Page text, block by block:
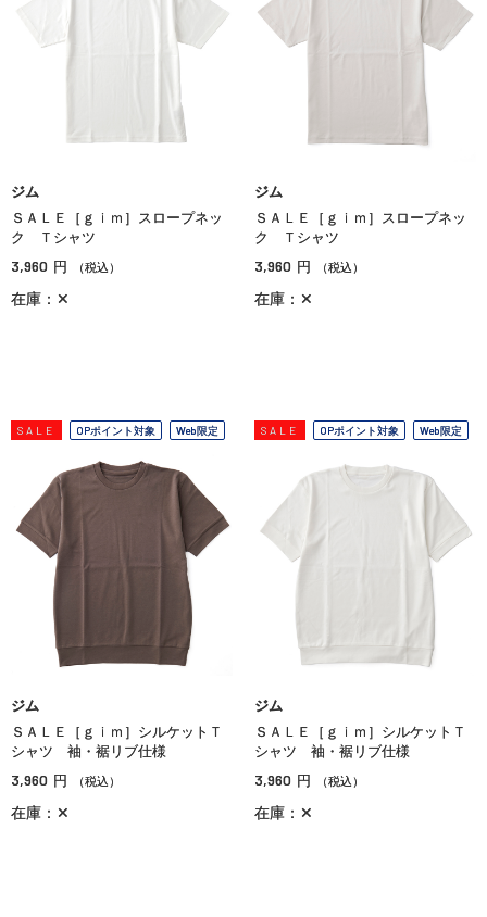
ジム
ＳＡＬＥ［ｇｉｍ］スロープネッ
ク Ｔシャツ
3,960 円 （税込）
在庫：✕
ジム
ＳＡＬＥ［ｇｉｍ］スロープネッ
ク Ｔシャツ
3,960 円 （税込）
在庫：✕
SALE OPポイント対象 Web限定
ジム
ＳＡＬＥ［ｇｉｍ］シルケットＴ
シャツ 袖・裾リブ仕様
3,960 円 （税込）
在庫：✕
SALE OPポイント対象 Web限定
ジム
ＳＡＬＥ［ｇｉｍ］シルケットＴ
シャツ 袖・裾リブ仕様
3,960 円 （税込）
在庫：✕